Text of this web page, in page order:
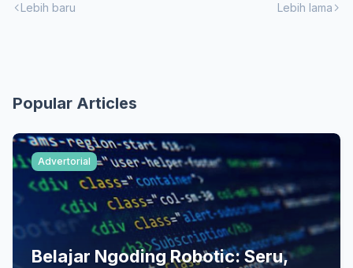
Lebih baru Lebih lama
Popular Articles
Advertorial
Belajar Ngoding Robotic: Seru,